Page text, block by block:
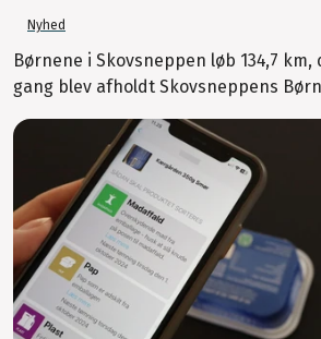
Nyhed
Børnene i Skovsneppen løb 134,7
gang blev afholdt Skovsneppens